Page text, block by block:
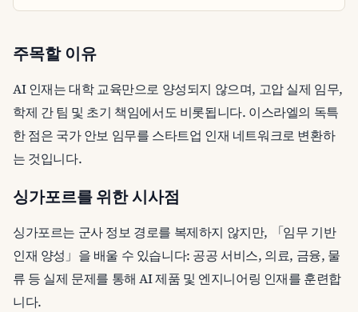
주목할 이유
AI 인재는 대학 교육만으로 양성되지 않으며, 고압 실제 임무,
학제 간 팀 및 초기 책임에서도 비롯됩니다. 이스라엘의 독특
한 점은 국가 안보 임무를 스타트업 인재 네트워크로 변환하
는 것입니다.
싱가포르를 위한 시사점
싱가포르는 군사 정보 경로를 복제하지 않지만, 「임무 기반
인재 양성」을 배울 수 있습니다: 공공 서비스, 의료, 금융, 물
류 등 실제 문제를 통해 AI 제품 및 엔지니어링 인재를 훈련합
니다.